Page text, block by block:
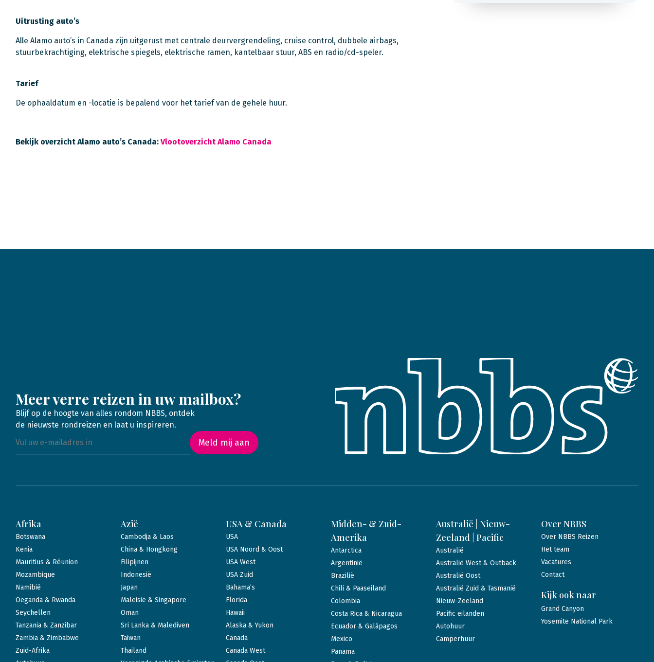
Uitrusting auto’s
Alle Alamo auto’s in Canada zijn uitgerust met centrale deurvergrendeling, cruise control, dubbele airbags,
stuurbekrachtiging, elektrische spiegels, elektrische ramen, kantelbaar stuur, ABS en radio/cd-speler.
Tarief
De ophaaldatum en -locatie is bepalend voor het tarief van de gehele huur.
Bekijk overzicht Alamo auto’s Canada: Vlootoverzicht Alamo Canada
Meer verre reizen in uw mailbox?
Blijf op de hoogte van alles rondom NBBS, ontdek
de nieuwste rondreizen en laat u inspireren.
Meld mij aan
Afrika
Botswana
Kenia
Mauritius & Réunion
Mozambique
Namibië
Oeganda & Rwanda
Seychellen
Tanzania & Zanzibar
Zambia & Zimbabwe
Zuid-Afrika
Azië
Cambodja & Laos
China & Hongkong
Filipijnen
Indonesië
Japan
Maleisië & Singapore
Oman
Sri Lanka & Malediven
Taiwan
Thailand
USA & Canada
USA
USA Noord & Oost
USA West
USA Zuid
Bahama’s
Florida
Hawaii
Alaska & Yukon
Canada
Canada West
Midden- & Zuid-
Amerika
Antarctica
Argentinië
Brazilië
Chili & Paaseiland
Colombia
Costa Rica & Nicaragua
Ecuador & Galápagos
Mexico
Panama
Australië | Nieuw-
Zeeland | Pacific
Australië
Australië West & Outback
Australië Oost
Australië Zuid & Tasmanië
Nieuw-Zeeland
Pacific eilanden
Autohuur
Camperhuur
Over NBBS
Over NBBS Reizen
Het team
Vacatures
Contact
Kijk ook naar
Grand Canyon
Yosemite National Park